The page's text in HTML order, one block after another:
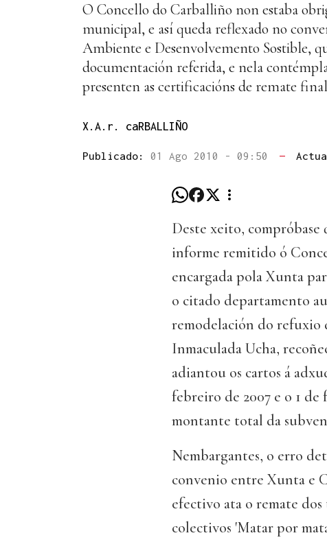
O Concello do Carballiño non estaba
municipal, e así queda reflexado no
Ambiente e Desenvolvemento Sostible,
documentación referida, e nela
presenten as certificacións de remate
X.A.r. caRBALLIÑO
Publicado: 01 Ago 2010 - 09:50 —
Deste xeito,
informe remitido ó
encargada pola Xunta
o citado departamento
remodelación do refuxio
Inmaculada Ucha,
adiantou os cartos á
febreiro de 2007 e o 1
montante total da
Nembargantes, o erro
convenio entre Xunta e
efectivo ata o remate
colectivos 'Matar por